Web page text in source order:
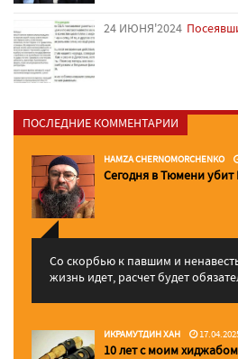
24 ИЮНЯ'2024
ПОСЛЕДНИЕ КОММЕНТАРИИ
HAMZA CHERNOMORCHENKO
Сегодня в Тюмени
Со скорбью к павшим и
жизнь идет, расчет будет
ИКРАМУТДИН ХАН
10 лет с моим хиджабом